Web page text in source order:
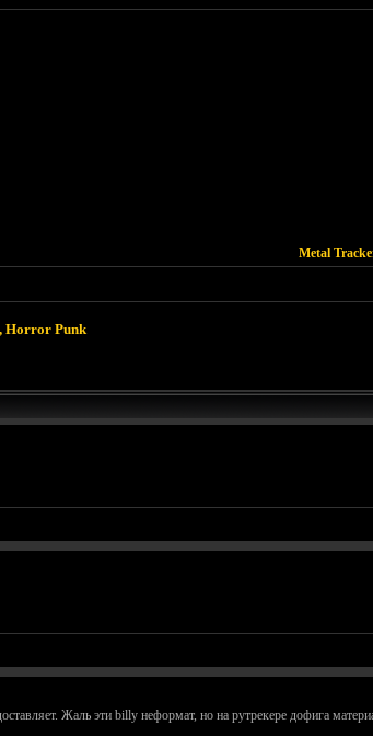
Metal
Horror Punk
Жаль эти billy неформат, но на рутрекере дофига